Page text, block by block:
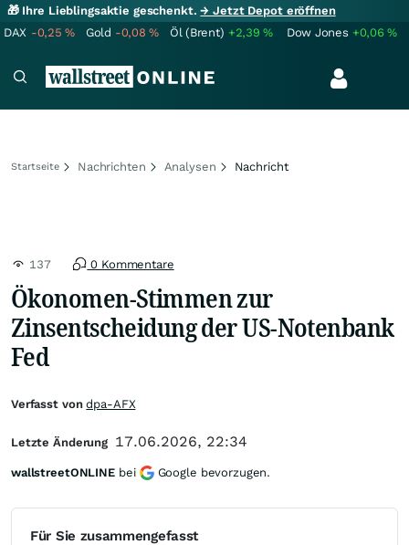
🎁 Ihre Lieblingsaktie geschenkt.→ Jetzt Depot eröffnen
DAX -0,25% Gold -0,08% Öl (Brent) +2,39% Dow Jones +0,06%
Startseite Nachrichten Analysen Nachricht
137 0 Kommentare
Ökonomen-Stimmen zur
Zinsentscheidung der US-Notenbank
Fed
Für Sie zusammengefasst
Verfasst vondpa-AFX
Letzte Änderung 17.06.2026, 22:34
wallstreetONLINE bei Google bevorzugen.